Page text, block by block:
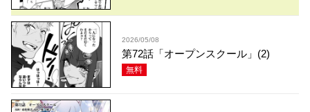
2026/05/08
第72話「オープンスクール」(2)
無料